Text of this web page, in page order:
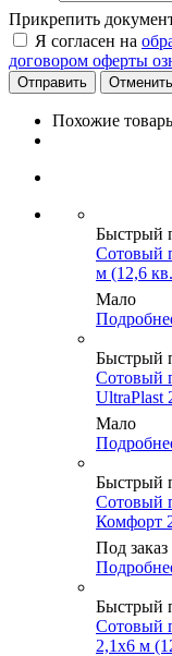
Прикрепить
Я согласен на
договором оферты
Отменить
Похожие
Быстрый
Сотовый
м (12,6
Мало
Быстрый
Сотовый
UltraPlast
Мало
Быстрый
Сотовый
Комфорт
Под заказ
Быстрый
Сотовый
2,1х6 м